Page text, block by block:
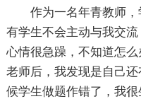
作为一名年青教师
有学生不会主动与我交
心情很急躁，不知道怎
老师后，我发现是自己
候学生做题作错了，我